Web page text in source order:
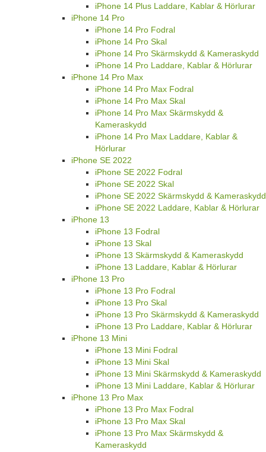
iPhone 14 Plus Laddare, Kablar & Hörlurar
iPhone 14 Pro
iPhone 14 Pro Fodral
iPhone 14 Pro Skal
iPhone 14 Pro Skärmskydd & Kameraskydd
iPhone 14 Pro Laddare, Kablar & Hörlurar
iPhone 14 Pro Max
iPhone 14 Pro Max Fodral
iPhone 14 Pro Max Skal
iPhone 14 Pro Max Skärmskydd &
Kameraskydd
iPhone 14 Pro Max Laddare, Kablar &
Hörlurar
iPhone SE 2022
iPhone SE 2022 Fodral
iPhone SE 2022 Skal
iPhone SE 2022 Skärmskydd & Kameraskydd
iPhone SE 2022 Laddare, Kablar & Hörlurar
iPhone 13
iPhone 13 Fodral
iPhone 13 Skal
iPhone 13 Skärmskydd & Kameraskydd
iPhone 13 Laddare, Kablar & Hörlurar
iPhone 13 Pro
iPhone 13 Pro Fodral
iPhone 13 Pro Skal
iPhone 13 Pro Skärmskydd & Kameraskydd
iPhone 13 Pro Laddare, Kablar & Hörlurar
iPhone 13 Mini
iPhone 13 Mini Fodral
iPhone 13 Mini Skal
iPhone 13 Mini Skärmskydd & Kameraskydd
iPhone 13 Mini Laddare, Kablar & Hörlurar
iPhone 13 Pro Max
iPhone 13 Pro Max Fodral
iPhone 13 Pro Max Skal
iPhone 13 Pro Max Skärmskydd &
Kameraskydd